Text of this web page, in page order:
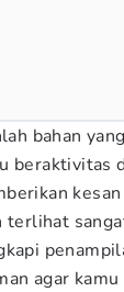
bahan
beraktivitas
terlihat
agar